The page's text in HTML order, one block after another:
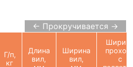
← Прокручивается →
Г/п,
кг
Длина
вил,
Ширина
вил,
с